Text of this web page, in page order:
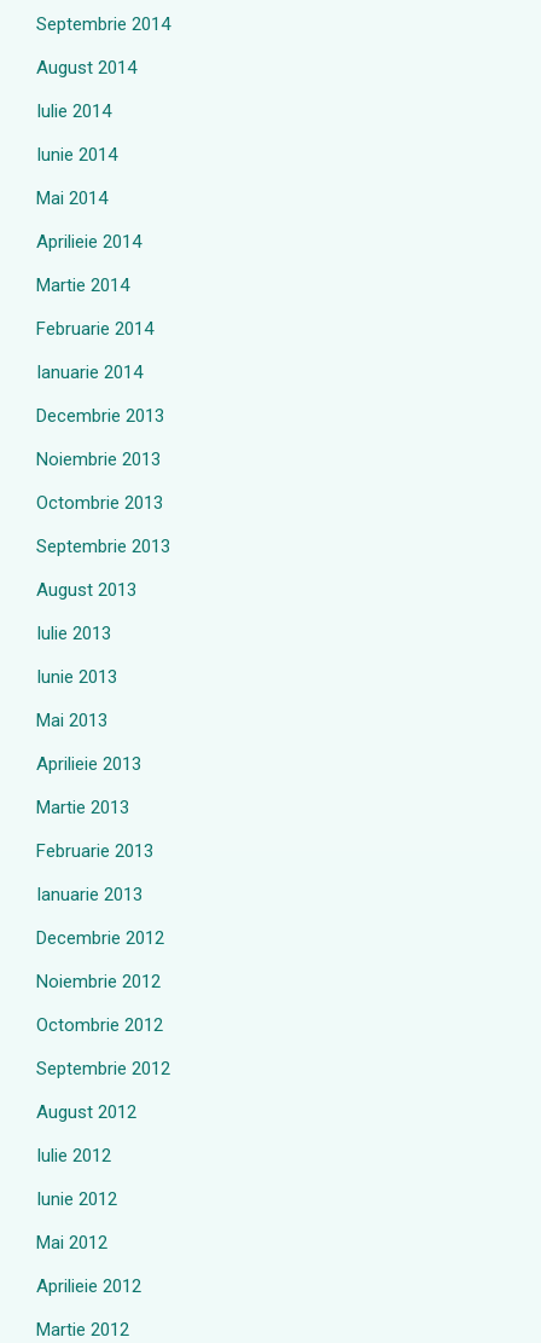
Septembrie 2014
August 2014
Iulie 2014
Iunie 2014
Mai 2014
Aprilieie 2014
Martie 2014
Februarie 2014
Ianuarie 2014
Decembrie 2013
Noiembrie 2013
Octombrie 2013
Septembrie 2013
August 2013
Iulie 2013
Iunie 2013
Mai 2013
Aprilieie 2013
Martie 2013
Februarie 2013
Ianuarie 2013
Decembrie 2012
Noiembrie 2012
Octombrie 2012
Septembrie 2012
August 2012
Iulie 2012
Iunie 2012
Mai 2012
Aprilieie 2012
Martie 2012